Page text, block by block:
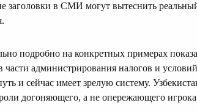
заголовки в СМИ могут вытеснить
подробно на конкретных примерах
части администрирования налогов и
и сейчас имеет зрелую систему.
догоняющего, а не опережающего